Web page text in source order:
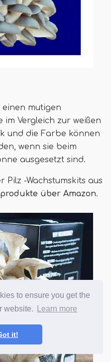
to ensure you get the
website.
Learn more
it!
mutigen
im Vergleich zur weißen
und die Farbe können
wenn sie beim
ausgesetzt sind.
Pilz -Wachstumskits aus
über Amazon.